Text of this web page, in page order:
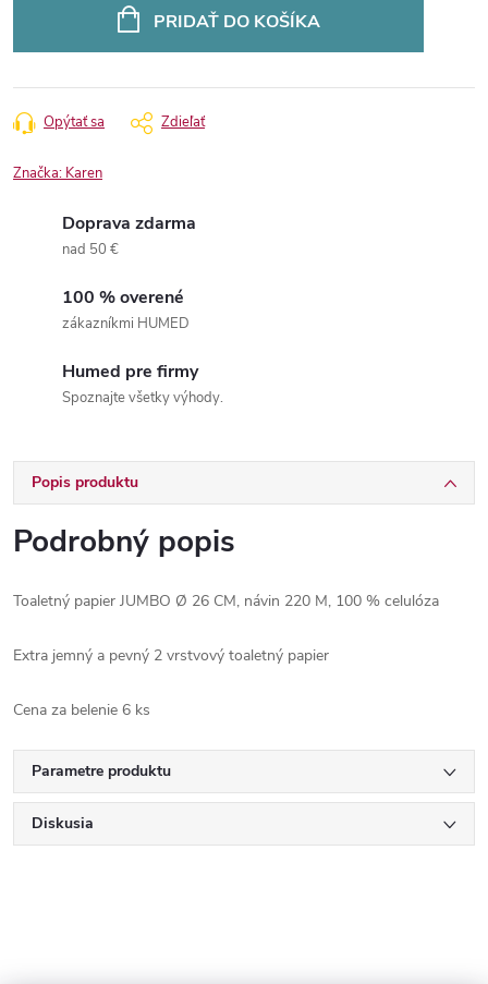
PRIDAŤ DO KOŠÍKA
Opýtať sa Zdieľať
Značka: Karen
Doprava zdarma
nad 50 €
100 % overené
zákazníkmi HUMED
Humed pre firmy
Spoznajte všetky výhody.
Popis produktu
Podrobný popis
Toaletný papier JUMBO Ø 26 CM, návin 220 M, 100 % celulóza
Extra jemný a pevný 2 vrstvový toaletný papier
Cena za belenie 6 ks
Parametre produktu
Diskusia